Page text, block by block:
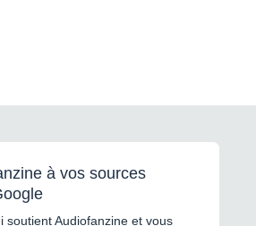
à vos sources
soutient Audiofanzine et vous